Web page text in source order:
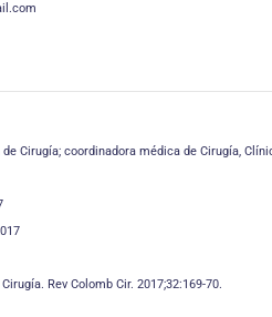
Cirugía; coordinadora médica de Cirugía,
Rev Colomb Cir. 2017;32:169-70.